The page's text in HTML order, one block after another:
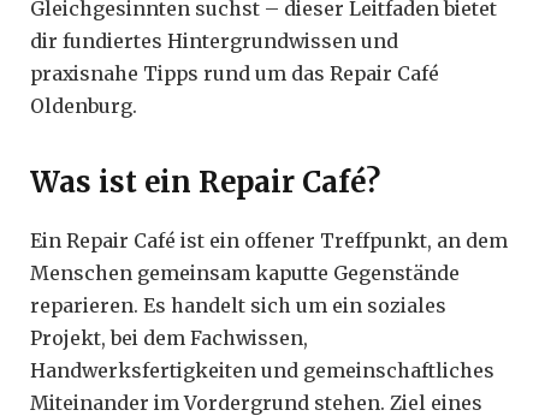
Gleichgesinnten suchst – dieser Leitfaden bietet
dir fundiertes Hintergrundwissen und
praxisnahe Tipps rund um das Repair Café
Oldenburg.
Was ist ein Repair Café?
Ein Repair Café ist ein offener Treffpunkt, an dem
Menschen gemeinsam kaputte Gegenstände
reparieren. Es handelt sich um ein soziales
Projekt, bei dem Fachwissen,
Handwerksfertigkeiten und gemeinschaftliches
Miteinander im Vordergrund stehen. Ziel eines